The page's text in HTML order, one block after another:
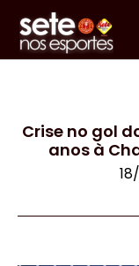
Crise no gol
anos à